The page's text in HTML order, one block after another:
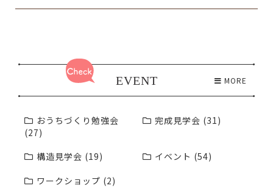
EVENT MORE
おうちづくり勉強会
(27)
完成見学会 (31)
構造見学会 (19)
イベント (54)
ワークショップ (2)